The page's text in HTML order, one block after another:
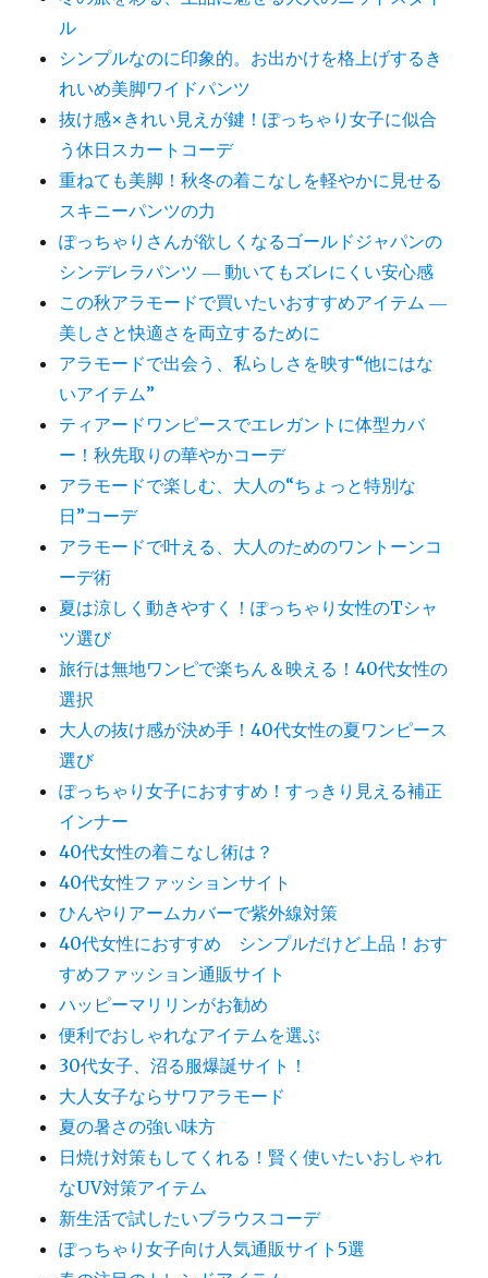
ル
シンプルなのに印象的。お出かけを格上げするき
れいめ美脚ワイドパンツ
抜け感×きれい見えが鍵！ぽっちゃり女子に似合
う休日スカートコーデ
重ねても美脚！秋冬の着こなしを軽やかに見せる
スキニーパンツの力
ぽっちゃりさんが欲しくなるゴールドジャパンの
シンデレラパンツ ― 動いてもズレにくい安心感
この秋アラモードで買いたいおすすめアイテム ―
美しさと快適さを両立するために
アラモードで出会う、私らしさを映す“他にはな
いアイテム”
ティアードワンピースでエレガントに体型カバ
ー！秋先取りの華やかコーデ
アラモードで楽しむ、大人の“ちょっと特別な
日”コーデ
アラモードで叶える、大人のためのワントーンコ
ーデ術
夏は涼しく動きやすく！ぽっちゃり女性のTシャ
ツ選び
旅行は無地ワンピで楽ちん＆映える！40代女性の
選択
大人の抜け感が決め手！40代女性の夏ワンピース
選び
ぽっちゃり女子におすすめ！すっきり見える補正
インナー
40代女性の着こなし術は？
40代女性ファッションサイト
ひんやりアームカバーで紫外線対策
40代女性におすすめ シンプルだけど上品！おす
すめファッション通販サイト
ハッピーマリリンがお勧め
便利でおしゃれなアイテムを選ぶ
30代女子、沼る服爆誕サイト！
大人女子ならサワアラモード
夏の暑さの強い味方
日焼け対策もしてくれる！賢く使いたいおしゃれ
なUV対策アイテム
新生活で試したいブラウスコーデ
ぽっちゃり女子向け人気通販サイト5選